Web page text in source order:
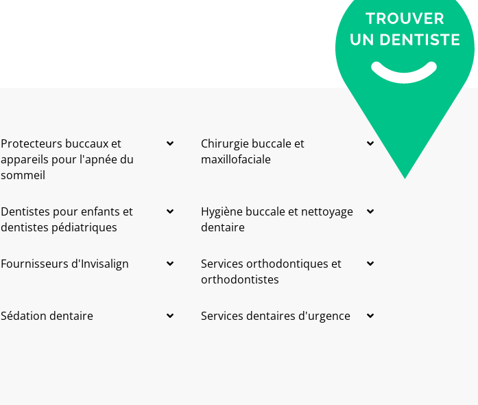
Protecteurs buccaux et
appareils pour l'apnée du
sommeil
Chirurgie buccale et
maxillofaciale
Dentistes pour enfants et
dentistes pédiatriques
Hygiène buccale et nettoyage
dentaire
Fournisseurs d'Invisalign
Services orthodontiques et
orthodontistes
Sédation dentaire Services dentaires d'urgence